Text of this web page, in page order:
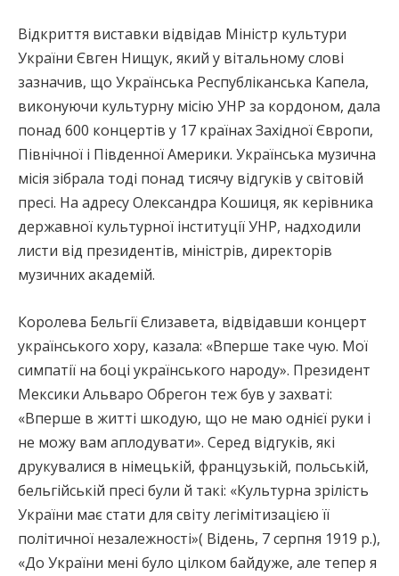
Відкриття виставки відвідав Міністр культури
України Євген Нищук, який у вітальному слові
зазначив, що Українська Республіканська Капела,
виконуючи культурну місію УНР за кордоном, дала
понад 600 концертів у 17 країнах Західної Європи,
Північної і Південної Америки. Українська музична
місія зібрала тоді понад тисячу відгуків у світовій
пресі. На адресу Олександра Кошиця, як керівника
державної культурної інституції УНР, надходили
листи від президентів, міністрів, директорів
музичних академій.
Королева Бельгії Єлизавета, відвідавши концерт
українського хору, казала: «Вперше таке чую. Мої
симпатії на боці українського народу». Президент
Мексики Альваро Обрегон теж був у захваті:
«Вперше в житті шкодую, що не маю однієї руки і
не можу вам аплодувати». Серед відгуків, які
друкувалися в німецькій, французькій, польській,
бельгійській пресі були й такі: «Культурна зрілість
України має стати для світу легімітизацією її
політичної незалежності»( Відень, 7 серпня 1919 р.),
«До України мені було цілком байдуже, але тепер я